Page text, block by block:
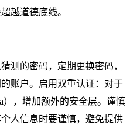
越道德底线。
测的密码，定期更换密码，
账户。启用双重认证：对于
），增加额外的安全层。谨慎
人信息时要谨慎，避免提供